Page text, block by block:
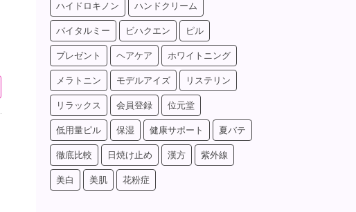
ハイドロキノン ハンドクリーム
バイタルミー ビハクエン ピル
プレゼント ヘアケア ホワイトニング
メラトニン モデルアイズ リステリン
リラックス 会員登録 位元堂
低用量ピル 保湿 健康サポート 夏バテ
徹底比較 日焼け止め 漢方 紫外線
美白 美肌 花粉症